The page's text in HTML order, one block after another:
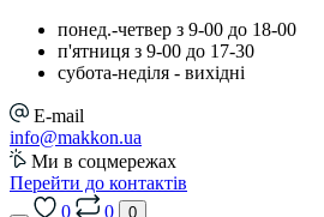
понед.-четвер з 9-00 до 18-00
п'ятниця з 9-00 до 17-30
cубота-неділя - вихідні
E-mail
info@makkon.ua
Ми в соцмережах
Перейти до контактів
0
0 0